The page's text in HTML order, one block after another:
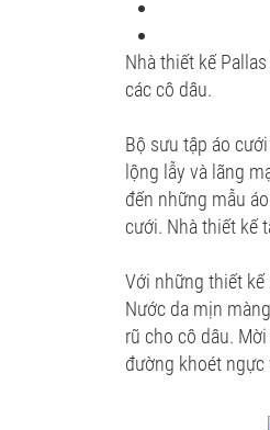
Nhà thiết kế
các cô dâu.
Bộ sưu tập áo
lộng lẫy và lãng
đến những mẫu
cưới. Nhà thiết kế
Với những thiết kế
Nước da mịn
rũ cho cô dâu.
đường khoét